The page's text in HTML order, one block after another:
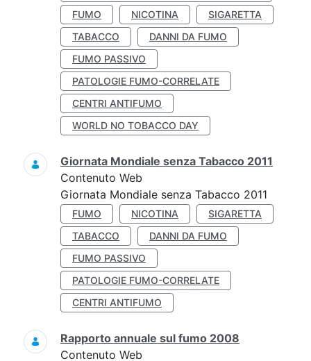
FUMO
NICOTINA
SIGARETTA
TABACCO
DANNI DA FUMO
FUMO PASSIVO
PATOLOGIE FUMO-CORRELATE
CENTRI ANTIFUMO
WORLD NO TOBACCO DAY
Giornata Mondiale senza Tabacco 2011
Contenuto Web
Giornata Mondiale senza Tabacco 2011
FUMO NICOTINA
SIGARETTA
TABACCO
DANNI DA FUMO
FUMO PASSIVO
PATOLOGIE FUMO-CORRELATE
CENTRI ANTIFUMO
Rapporto annuale sul fumo 2008
Contenuto Web